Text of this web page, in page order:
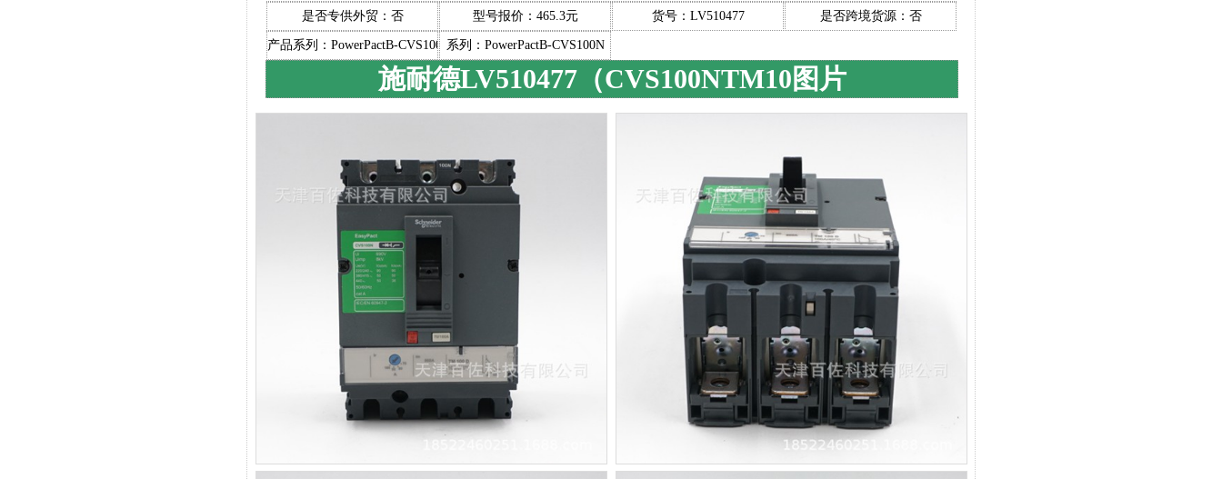
是否专供外贸：否 型号报价：465.3元 货号：LV510477 是否跨境货源：否
产品系列：PowerPactB-CVS100N系列：PowerPactB-CVS100N
施耐德LV510477（CVS100NTM10图片